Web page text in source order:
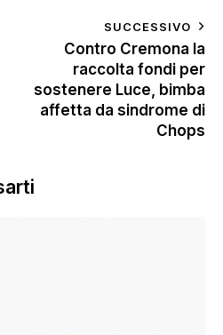
SUCCESSIVO
Contro Cremona la
raccolta fondi per
sostenere Luce, bimba
affetta da sindrome di
Chops